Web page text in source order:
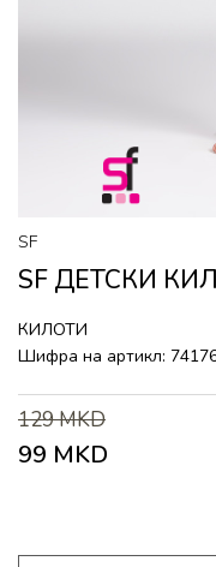
SF
SF ДЕТСКИ
КИЛОТИ
Шифра на артикл:
129MKD
99 MKD